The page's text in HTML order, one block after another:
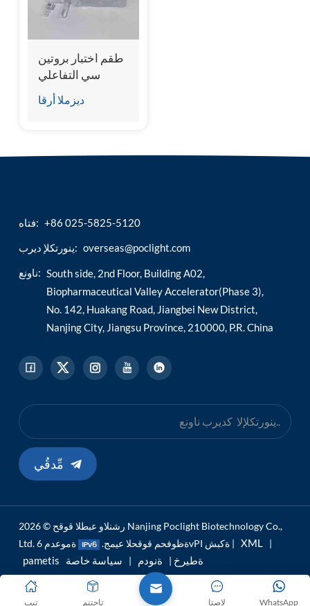
طقم اختبار بروتين
سي التفاعلي
ديزملا أرقا
فتاه: +86 025-5825-5120
ينورتكلإ ديرب: overseas@poclight.com
ناونع: South side, 2nd Floor, Building A02,
Biopharmaceutical Valley Accelerator(Phase 3),
No. 142, Huakang Road, Jiangbei New District,
Nanjing City, Jiangsu Province, 210000, P.R. China
مِّدقُي
رشنلاو عبطلا قوقح © 2026 Nanjing Poclight Biotechnology Co.,
Ltd. ةظوفحم قوقحلا عيمج.
ةموعدم 6vPI ةكبش | XML |
pametis ةطيرخ | ةنودم | سياسة خاصة
تيب تاجتنم WhatsApp لاصتا